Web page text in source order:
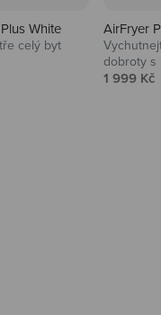
White
celý byt
AirFryer
dobroty s
Prodejní
1 999 Kč